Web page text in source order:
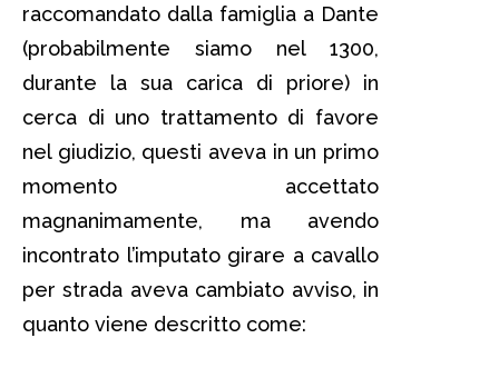
raccomandato dalla famiglia a Dante
(probabilmente siamo nel 1300,
durante la sua carica di priore) in
cerca di uno trattamento di favore
nel giudizio, questi aveva in un primo
momento accettato
magnanimamente, ma avendo
incontrato l’imputato girare a cavallo
per strada aveva cambiato avviso, in
quanto viene descritto come: